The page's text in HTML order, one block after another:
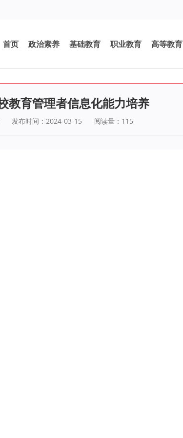
首页 政治素养 基础教育 职业教育 高等教育
教育管理者信息化能力培养
发布时间：2024-03-15 阅读量： 115